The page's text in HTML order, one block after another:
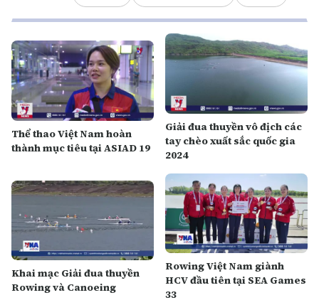
Thể thao Việt Nam hoàn
thành mục tiêu tại ASIAD 19
Giải đua thuyền vô địch các
tay chèo xuất sắc quốc gia
2024
Khai mạc Giải đua thuyền
Rowing và Canoeing
Rowing Việt Nam giành
HCV đầu tiên tại SEA Games
33